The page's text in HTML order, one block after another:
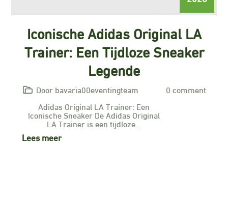
Iconische Adidas Original LA
Trainer: Een Tijdloze Sneaker
Legende
Door bavaria00eventingteam
0 comment
Adidas Original LA Trainer: Een
Iconische Sneaker De Adidas Original
LA Trainer is een tijdloze…
Lees meer